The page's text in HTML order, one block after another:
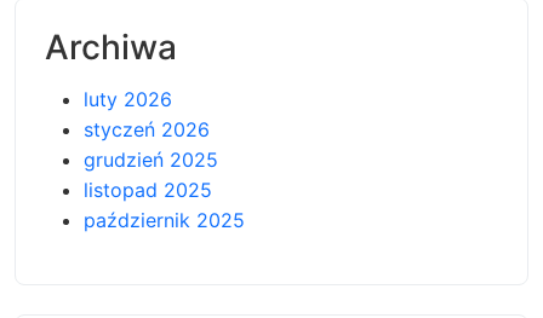
Archiwa
luty 2026
styczeń 2026
grudzień 2025
listopad 2025
październik 2025